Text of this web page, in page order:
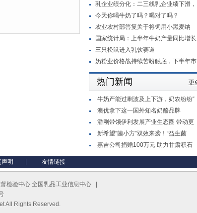
乳企业绩分化：二三线乳企业绩下滑，
今天你喝牛奶了吗？喝对了吗？
农业农村部答复关于将饲用小黑麦纳
国家统计局：上半年牛奶产量同比增长
三只松鼠进入乳饮赛道
奶粉业价格战持续苦盼触底，下半年市
热门新闻
牛奶产能过剩波及上下游，奶农纷纷“
澳优拿下这一国外知名奶酪品牌
潘刚带领伊利发展产业生态圈 带动更
新希望“菌小方”双效来袭！“益生菌
嘉吉公司捐赠100万元 助力甘肃积石
明 友情链接
检验中心 全国乳品工业信息中心 |
All Rights Reserved.